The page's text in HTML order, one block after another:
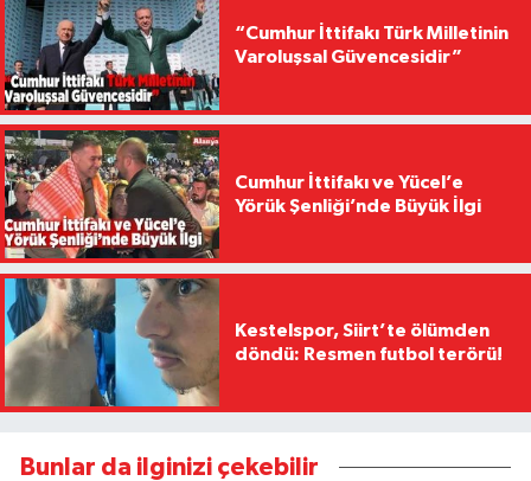
“Cumhur İttifakı Türk Milletinin
Varoluşsal Güvencesidir”
Cumhur İttifakı ve Yücel’e
Yörük Şenliği’nde Büyük İlgi
Kestelspor, Siirt’te ölümden
döndü: Resmen futbol terörü!
Bunlar da ilginizi çekebilir